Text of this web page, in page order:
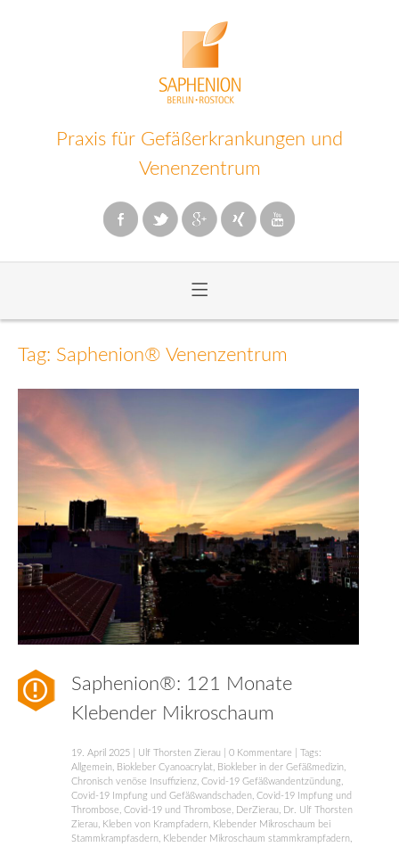
Praxis für Gefäßerkrankungen und
Venenzentrum
≡
Inhalt
Tag: Saphenion® Venenzentrum
Saphenion®: 121 Monate
Klebender Mikroschaum
19. April 2025 Ulf Thorsten Zierau 0 Kommentare | Tags:
Allgemein, Biokleber Cyanoacrylat, Biokleber in der Gefäßmedizin,
Chronisch venöse Insuffizienz, Covid-19 Gefäßwandentzündung,
Covid-19 Impfung und Gefäßwandschaden, Covid-19 Impfung und
Thrombose, Covid-19 und Thrombose, DerZierau, Dr. Ulf Thorsten
Zierau, Kleben von Krampfadern, Klebender Mikroschaum bei
Stammkrampfasdern, Klebender Mikroschaum stammkrampfadern,